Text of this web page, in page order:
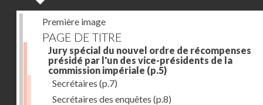
Première image
PAGE DE TITRE
Jury spécial du nouvel ordre de récompenses
présidé par l'un des vice-présidents de la
commission impériale (p.5)
Secrétaires (p.7)
Secrétaires des enquêtes (p.8)